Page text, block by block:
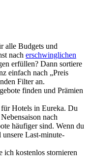
alle Budgets und
nach erschwinglichen
erfüllen? Dann sortiere
einfach nach „Preis
Filter an.
finden und Prämien
Hotels in Eureka. Du
nach
häufiger sind. Wenn du
unsere Last-minute-
kostenlos stornieren